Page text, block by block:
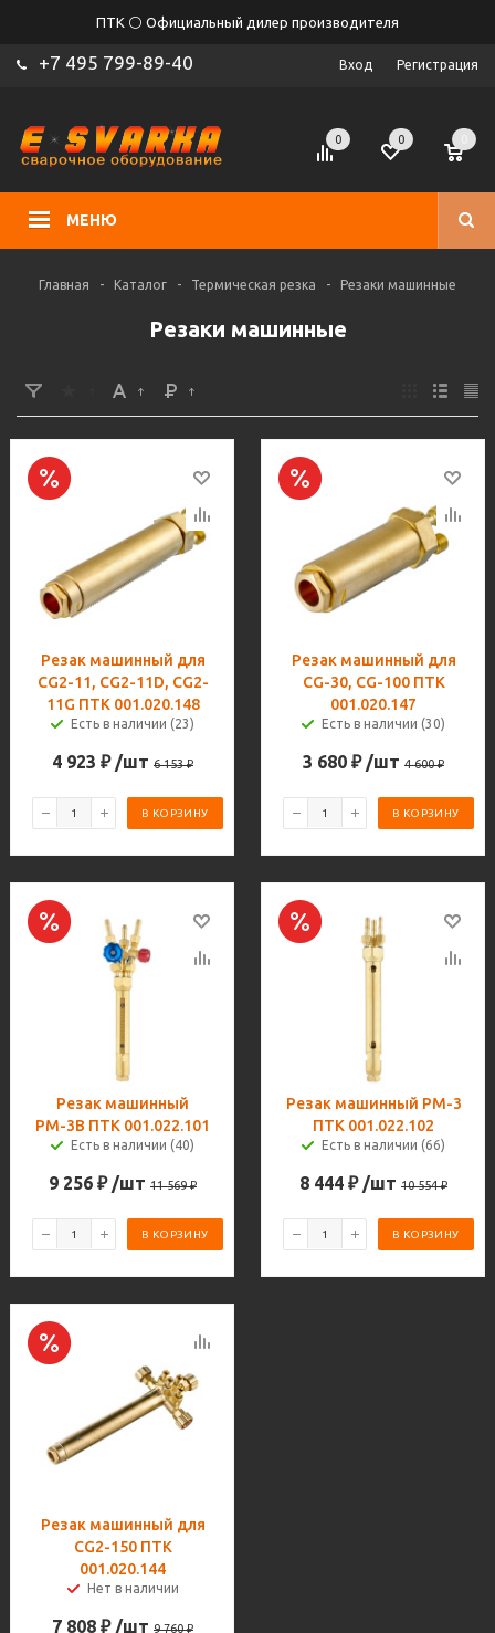
ПТК ⚪ Официальный дилер производителя
+7 495 799-89-40 Вход Регистрация
МЕНЮ
0 0
Главная - Каталог - Термическая резка - Резаки машинные
Резаки машинные
Резак машинный для
CG2-11, CG2-11D, CG2-
11G ПТК 001.020.148
Есть в наличии (23)
4 923 ₽ /шт 6 153₽
В КОРЗИНУ
Резак машинный для
CG-30, CG-100 ПТК
001.020.147
Есть в наличии (30)
3 680 ₽ /шт 4 600₽
В КОРЗИНУ
Резак машинный
РМ-3В ПТК 001.022.101
Есть в наличии (40)
9 256 ₽ /шт 11 569₽
В КОРЗИНУ
Резак машинный РМ-3
ПТК 001.022.102
Есть в наличии (66)
8 444 ₽ /шт 10 554₽
В КОРЗИНУ
Резак машинный для
CG2-150 ПТК
001.020.144
Нет в наличии
7 808 ₽ /шт 9 760₽